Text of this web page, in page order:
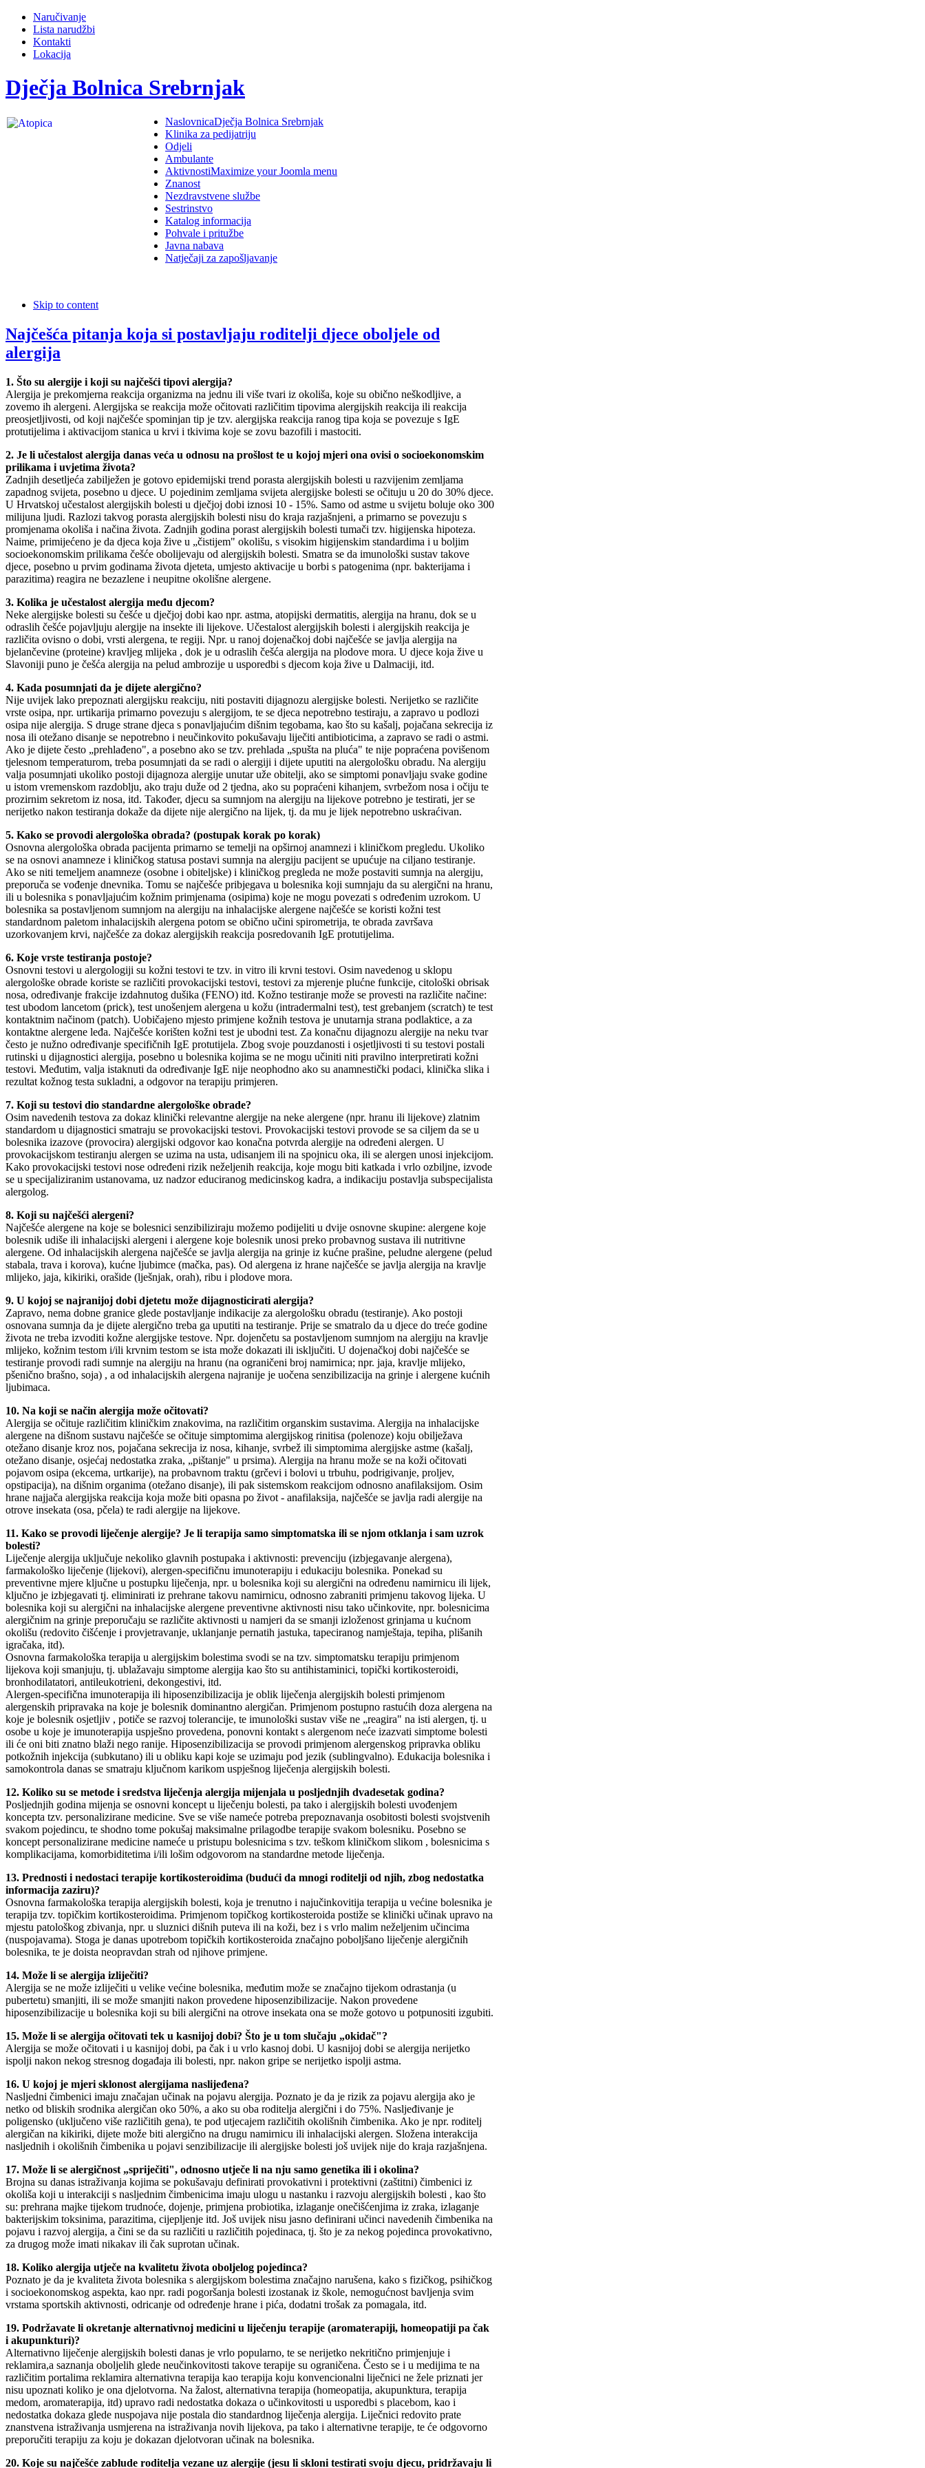
Naručivanje
Lista narudžbi
Kontakti
Lokacija
Dječja Bolnica Srebrnjak
NaslovnicaDječja Bolnica Srebrnjak
Klinika za pedijatriju
Odjeli
Ambulante
AktivnostiMaximize your Joomla menu
Znanost
Nezdravstvene službe
Sestrinstvo
Katalog informacija
Pohvale i pritužbe
Javna nabava
Natječaji za zapošljavanje
Skip to content
Najčešća pitanja koja si postavljaju roditelji djece oboljele od
alergija
1. Što su alergije i koji su najčešći tipovi alergija?
Alergija je prekomjerna reakcija organizma na jednu ili više tvari iz okoliša, koje su obično neškodljive, a
zovemo ih alergeni. Alergijska se reakcija može očitovati različitim tipovima alergijskih reakcija ili reakcija
preosjetljivosti, od koji najčešće spominjan tip je tzv. alergijska reakcija ranog tipa koja se povezuje s IgE
protutijelima i aktivacijom stanica u krvi i tkivima koje se zovu bazofili i mastociti.
2. Je li učestalost alergija danas veća u odnosu na prošlost te u kojoj mjeri ona ovisi o socioekonomskim
prilikama i uvjetima života?
Zadnjih desetljeća zabilježen je gotovo epidemijski trend porasta alergijskih bolesti u razvijenim zemljama
zapadnog svijeta, posebno u djece. U pojedinim zemljama svijeta alergijske bolesti se očituju u 20 do 30% djece.
U Hrvatskoj učestalost alergijskih bolesti u dječjoj dobi iznosi 10 - 15%. Samo od astme u svijetu boluje oko 300
milijuna ljudi. Razlozi takvog porasta alergijskih bolesti nisu do kraja razjašnjeni, a primarno se povezuju s
promjenama okoliša i načina života. Zadnjih godina porast alergijskih bolesti tumači tzv. higijenska hipoteza.
Naime, primijećeno je da djeca koja žive u „čistijem" okolišu, s visokim higijenskim standardima i u boljim
socioekonomskim prilikama češće obolijevaju od alergijskih bolesti. Smatra se da imunološki sustav takove
djece, posebno u prvim godinama života djeteta, umjesto aktivacije u borbi s patogenima (npr. bakterijama i
parazitima) reagira ne bezazlene i neupitne okolišne alergene.
3. Kolika je učestalost alergija među djecom?
Neke alergijske bolesti su češće u dječjoj dobi kao npr. astma, atopijski dermatitis, alergija na hranu, dok se u
odraslih češće pojavljuju alergije na insekte ili lijekove. Učestalost alergijskih bolesti i alergijskih reakcija je
različita ovisno o dobi, vrsti alergena, te regiji. Npr. u ranoj dojenačkoj dobi najčešće se javlja alergija na
bjelančevine (proteine) kravljeg mlijeka , dok je u odraslih češća alergija na plodove mora. U djece koja žive u
Slavoniji puno je češća alergija na pelud ambrozije u usporedbi s djecom koja žive u Dalmaciji, itd.
4. Kada posumnjati da je dijete alergično?
Nije uvijek lako prepoznati alergijsku reakciju, niti postaviti dijagnozu alergijske bolesti. Nerijetko se različite
vrste osipa, npr. urtikarija primarno povezuju s alergijom, te se djeca nepotrebno testiraju, a zapravo u podlozi
osipa nije alergija. S druge strane djeca s ponavljajućim dišnim tegobama, kao što su kašalj, pojačana sekrecija iz
nosa ili otežano disanje se nepotrebno i neučinkovito pokušavaju liječiti antibioticima, a zapravo se radi o astmi.
Ako je dijete često „prehlađeno", a posebno ako se tzv. prehlada „spušta na pluća" te nije popraćena povišenom
tjelesnom temperaturom, treba posumnjati da se radi o alergiji i dijete uputiti na alergološku obradu. Na alergiju
valja posumnjati ukoliko postoji dijagnoza alergije unutar uže obitelji, ako se simptomi ponavljaju svake godine
u istom vremenskom razdoblju, ako traju duže od 2 tjedna, ako su popraćeni kihanjem, svrbežom nosa i očiju te
prozirnim sekretom iz nosa, itd. Također, djecu sa sumnjom na alergiju na lijekove potrebno je testirati, jer se
nerijetko nakon testiranja dokaže da dijete nije alergično na lijek, tj. da mu je lijek nepotrebno uskraćivan.
5. Kako se provodi alergološka obrada? (postupak korak po korak)
Osnovna alergološka obrada pacijenta primarno se temelji na opširnoj anamnezi i kliničkom pregledu. Ukoliko
se na osnovi anamneze i kliničkog statusa postavi sumnja na alergiju pacijent se upućuje na ciljano testiranje.
Ako se niti temeljem anamneze (osobne i obiteljske) i kliničkog pregleda ne može postaviti sumnja na alergiju,
preporuča se vođenje dnevnika. Tomu se najčešće pribjegava u bolesnika koji sumnjaju da su alergični na hranu,
ili u bolesnika s ponavljajućim kožnim primjenama (osipima) koje ne mogu povezati s određenim uzrokom. U
bolesnika sa postavljenom sumnjom na alergiju na inhalacijske alergene najčešće se koristi kožni test
standardnom paletom inhalacijskih alergena potom se obično učini spirometrija, te obrada završava
uzorkovanjem krvi, najčešće za dokaz alergijskih reakcija posredovanih IgE protutijelima.
6. Koje vrste testiranja postoje?
Osnovni testovi u alergologiji su kožni testovi te tzv. in vitro ili krvni testovi. Osim navedenog u sklopu
alergološke obrade koriste se različiti provokacijski testovi, testovi za mjerenje plućne funkcije, citološki obrisak
nosa, određivanje frakcije izdahnutog dušika (FENO) itd. Kožno testiranje može se provesti na različite načine:
test ubodom lancetom (prick), test unošenjem alergena u kožu (intradermalni test), test grebanjem (scratch) te test
kontaktnim načinom (patch). Uobičajeno mjesto primjene kožnih testova je unutarnja strana podlaktice, a za
kontaktne alergene leđa. Najčešće korišten kožni test je ubodni test. Za konačnu dijagnozu alergije na neku tvar
često je nužno određivanje specifičnih IgE protutijela. Zbog svoje pouzdanosti i osjetljivosti ti su testovi postali
rutinski u dijagnostici alergija, posebno u bolesnika kojima se ne mogu učiniti niti pravilno interpretirati kožni
testovi. Međutim, valja istaknuti da određivanje IgE nije neophodno ako su anamnestički podaci, klinička slika i
rezultat kožnog testa sukladni, a odgovor na terapiju primjeren.
7. Koji su testovi dio standardne alergološke obrade?
Osim navedenih testova za dokaz klinički relevantne alergije na neke alergene (npr. hranu ili lijekove) zlatnim
standardom u dijagnostici smatraju se provokacijski testovi. Provokacijski testovi provode se sa ciljem da se u
bolesnika izazove (provocira) alergijski odgovor kao konačna potvrda alergije na određeni alergen. U
provokacijskom testiranju alergen se uzima na usta, udisanjem ili na spojnicu oka, ili se alergen unosi injekcijom.
Kako provokacijski testovi nose određeni rizik neželjenih reakcija, koje mogu biti katkada i vrlo ozbiljne, izvode
se u specijaliziranim ustanovama, uz nadzor educiranog medicinskog kadra, a indikaciju postavlja subspecijalista
alergolog.
8. Koji su najčešći alergeni?
Najčešće alergene na koje se bolesnici senzibiliziraju možemo podijeliti u dvije osnovne skupine: alergene koje
bolesnik udiše ili inhalacijski alergeni i alergene koje bolesnik unosi preko probavnog sustava ili nutritivne
alergene. Od inhalacijskih alergena najčešće se javlja alergija na grinje iz kućne prašine, peludne alergene (pelud
stabala, trava i korova), kućne ljubimce (mačka, pas). Od alergena iz hrane najčešće se javlja alergija na kravlje
mlijeko, jaja, kikiriki, orašide (lješnjak, orah), ribu i plodove mora.
9. U kojoj se najranijoj dobi djetetu može dijagnosticirati alergija?
Zapravo, nema dobne granice glede postavljanje indikacije za alergološku obradu (testiranje). Ako postoji
osnovana sumnja da je dijete alergično treba ga uputiti na testiranje. Prije se smatralo da u djece do treće godine
života ne treba izvoditi kožne alergijske testove. Npr. dojenčetu sa postavljenom sumnjom na alergiju na kravlje
mlijeko, kožnim testom i/ili krvnim testom se ista može dokazati ili isključiti. U dojenačkoj dobi najčešće se
testiranje provodi radi sumnje na alergiju na hranu (na ograničeni broj namirnica; npr. jaja, kravlje mlijeko,
pšenično brašno, soja) , a od inhalacijskih alergena najranije je uočena senzibilizacija na grinje i alergene kućnih
ljubimaca.
10. Na koji se način alergija može očitovati?
Alergija se očituje različitim kliničkim znakovima, na različitim organskim sustavima. Alergija na inhalacijske
alergene na dišnom sustavu najčešće se očituje simptomima alergijskog rinitisa (polenoze) koju obilježava
otežano disanje kroz nos, pojačana sekrecija iz nosa, kihanje, svrbež ili simptomima alergijske astme (kašalj,
otežano disanje, osjećaj nedostatka zraka, „pištanje" u prsima). Alergija na hranu može se na koži očitovati
pojavom osipa (ekcema, urtkarije), na probavnom traktu (grčevi i bolovi u trbuhu, podrigivanje, proljev,
opstipacija), na dišnim organima (otežano disanje), ili pak sistemskom reakcijom odnosno anafilaksijom. Osim
hrane najjača alergijska reakcija koja može biti opasna po život - anafilaksija, najčešće se javlja radi alergije na
otrove insekata (osa, pčela) te radi alergije na lijekove.
11. Kako se provodi liječenje alergije? Je li terapija samo simptomatska ili se njom otklanja i sam uzrok
bolesti?
Liječenje alergija uključuje nekoliko glavnih postupaka i aktivnosti: prevenciju (izbjegavanje alergena),
farmakološko liječenje (lijekovi), alergen-specifičnu imunoterapiju i edukaciju bolesnika. Ponekad su
preventivne mjere ključne u postupku liječenja, npr. u bolesnika koji su alergični na određenu namirnicu ili lijek,
ključno je izbjegavati tj. eliminirati iz prehrane takovu namirnicu, odnosno zabraniti primjenu takovog lijeka. U
bolesnika koji su alergični na inhalacijske alergene preventivne aktivnosti nisu tako učinkovite, npr. bolesnicima
alergičnim na grinje preporučaju se različite aktivnosti u namjeri da se smanji izloženost grinjama u kućnom
okolišu (redovito čišćenje i provjetravanje, uklanjanje pernatih jastuka, tapeciranog namještaja, tepiha, plišanih
igračaka, itd).
Osnovna farmakološka terapija u alergijskim bolestima svodi se na tzv. simptomatsku terapiju primjenom
lijekova koji smanjuju, tj. ublažavaju simptome alergija kao što su antihistaminici, topički kortikosteroidi,
bronhodilatatori, antileukotrieni, dekongestivi, itd.
Alergen-specifična imunoterapija ili hiposenzibilizacija je oblik liječenja alergijskih bolesti primjenom
alergenskih pripravaka na koje je bolesnik dominantno alergičan. Primjenom postupno rastućih doza alergena na
koje je bolesnik osjetljiv , potiče se razvoj tolerancije, te imunološki sustav više ne „reagira" na isti alergen, tj. u
osobe u koje je imunoterapija uspješno provedena, ponovni kontakt s alergenom neće izazvati simptome bolesti
ili će oni biti znatno blaži nego ranije. Hiposenzibilizacija se provodi primjenom alergenskog pripravka obliku
potkožnih injekcija (subkutano) ili u obliku kapi koje se uzimaju pod jezik (sublingvalno). Edukacija bolesnika i
samokontrola danas se smatraju ključnom karikom uspješnog liječenja alergijskih bolesti.
12. Koliko su se metode i sredstva liječenja alergija mijenjala u posljednjih dvadesetak godina?
Posljednjih godina mijenja se osnovni koncept u liječenju bolesti, pa tako i alergijskih bolesti uvođenjem
koncepta tzv. personalizirane medicine. Sve se više nameće potreba prepoznavanja osobitosti bolesti svojstvenih
svakom pojedincu, te shodno tome pokušaj maksimalne prilagodbe terapije svakom bolesniku. Posebno se
koncept personalizirane medicine nameće u pristupu bolesnicima s tzv. teškom kliničkom slikom , bolesnicima s
komplikacijama, komorbiditetima i/ili lošim odgovorom na standardne metode liječenja.
13. Prednosti i nedostaci terapije kortikosteroidima (budući da mnogi roditelji od njih, zbog nedostatka
informacija zaziru)?
Osnovna farmakološka terapija alergijskih bolesti, koja je trenutno i najučinkovitija terapija u većine bolesnika je
terapija tzv. topičkim kortikosteroidima. Primjenom topičkog kortikosteroida postiže se klinički učinak upravo na
mjestu patološkog zbivanja, npr. u sluznici dišnih puteva ili na koži, bez i s vrlo malim neželjenim učincima
(nuspojavama). Stoga je danas upotrebom topičkih kortikosteroida značajno poboljšano liječenje alergičnih
bolesnika, te je doista neopravdan strah od njihove primjene.
14. Može li se alergija izliječiti?
Alergija se ne može izliječiti u velike većine bolesnika, međutim može se značajno tijekom odrastanja (u
pubertetu) smanjiti, ili se može smanjiti nakon provedene hiposenzibilizacije. Nakon provedene
hiposenzibilizacije u bolesnika koji su bili alergični na otrove insekata ona se može gotovo u potpunositi izgubiti.
15. Može li se alergija očitovati tek u kasnijoj dobi? Što je u tom slučaju „okidač"?
Alergija se može očitovati i u kasnijoj dobi, pa čak i u vrlo kasnoj dobi. U kasnijoj dobi se alergija nerijetko
ispolji nakon nekog stresnog događaja ili bolesti, npr. nakon gripe se nerijetko ispolji astma.
16. U kojoj je mjeri sklonost alergijama naslijeđena?
Nasljedni čimbenici imaju značajan učinak na pojavu alergija. Poznato je da je rizik za pojavu alergija ako je
netko od bliskih srodnika alergičan oko 50%, a ako su oba roditelja alergični i do 75%. Nasljeđivanje je
poligensko (uključeno više različitih gena), te pod utjecajem različitih okolišnih čimbenika. Ako je npr. roditelj
alergičan na kikiriki, dijete može biti alergično na drugu namirnicu ili inhalacijski alergen. Složena interakcija
nasljednih i okolišnih čimbenika u pojavi senzibilizacije ili alergijske bolesti još uvijek nije do kraja razjašnjena.
17. Može li se alergičnost „spriječiti", odnosno utječe li na nju samo genetika ili i okolina?
Brojna su danas istraživanja kojima se pokušavaju definirati provokativni i protektivni (zaštitni) čimbenici iz
okoliša koji u interakciji s nasljednim čimbenicima imaju ulogu u nastanku i razvoju alergijskih bolesti , kao što
su: prehrana majke tijekom trudnoće, dojenje, primjena probiotika, izlaganje onečišćenjima iz zraka, izlaganje
bakterijskim toksinima, parazitima, cijepljenje itd. Još uvijek nisu jasno definirani učinci navedenih čimbenika na
pojavu i razvoj alergija, a čini se da su različiti u različitih pojedinaca, tj. što je za nekog pojedinca provokativno,
za drugog može imati nikakav ili čak suprotan učinak.
18. Koliko alergija utječe na kvalitetu života oboljelog pojedinca?
Poznato je da je kvaliteta života bolesnika s alergijskom bolestima značajno narušena, kako s fizičkog, psihičkog
i socioekonomskog aspekta, kao npr. radi pogoršanja bolesti izostanak iz škole, nemogućnost bavljenja svim
vrstama sportskih aktivnosti, odricanje od određenje hrane i pića, dodatni trošak za pomagala, itd.
19. Podržavate li okretanje alternativnoj medicini u liječenju terapije (aromaterapiji, homeopatiji pa čak
i akupunkturi)?
Alternativno liječenje alergijskih bolesti danas je vrlo popularno, te se nerijetko nekritično primjenjuje i
reklamira,a saznanja oboljelih glede neučinkovitosti takove terapije su ograničena. Često se i u medijima te na
različitim portalima reklamira alternativna terapija kao terapija koju konvencionalni liječnici ne žele priznati jer
nisu upoznati koliko je ona djelotvorna. Na žalost, alternativna terapija (homeopatija, akupunktura, terapija
medom, aromaterapija, itd) upravo radi nedostatka dokaza o učinkovitosti u usporedbi s placebom, kao i
nedostatka dokaza glede nuspojava nije postala dio standardnog liječenja alergija. Liječnici redovito prate
znanstvena istraživanja usmjerena na istraživanja novih lijekova, pa tako i alternativne terapije, te će odgovorno
preporučiti terapiju za koju je dokazan djelotvoran učinak na bolesnika.
20. Koje su najčešće zablude roditelja vezane uz alergije (jesu li skloni testirati svoju djecu, pridržavaju li